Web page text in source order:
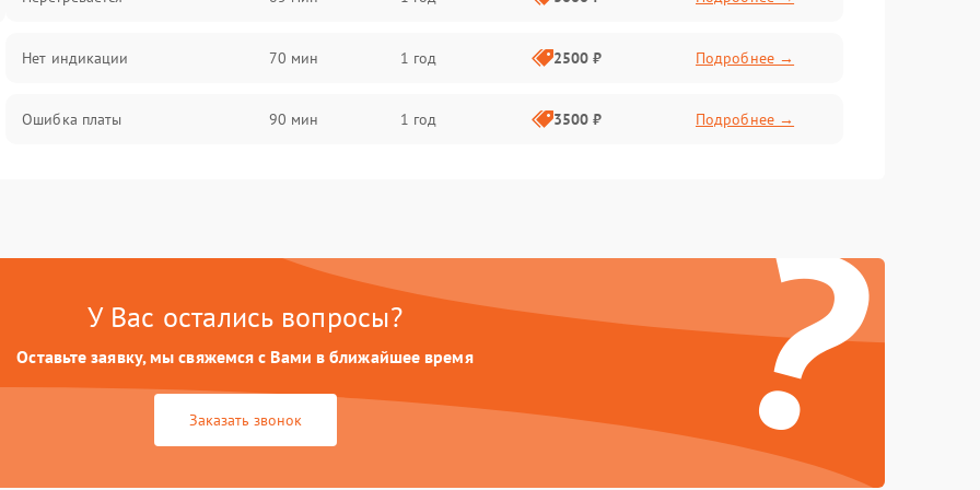
Нет индикации 70 мин 1 год 2500 ₽ Подробнее →
Ошибка платы 90 мин 1 год 3500 ₽ Подробнее →
?
У Вас остались вопросы?
Оставьте заявку, мы свяжемся с Вами в ближайшее время
Заказать звонок